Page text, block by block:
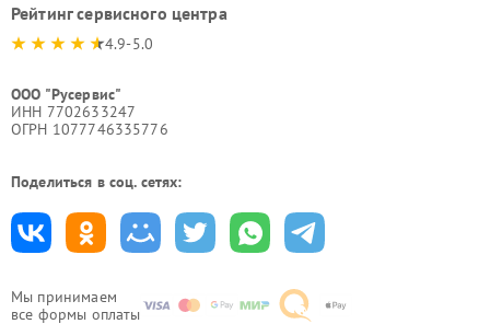
Мы принимаем
все формы оплаты
Рейтинг сервисного центра
4.9-5.0
ООО "Русервис"
ИНН 7702633247
ОГРН 1077746335776
Поделиться в соц. сетях: